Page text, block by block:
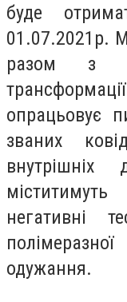
буде
01.07.2021р.
разом з
опрацьовує
званих
внутрішніх
негативні
одужання.